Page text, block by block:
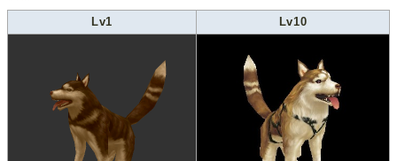
Lv1 Lv10